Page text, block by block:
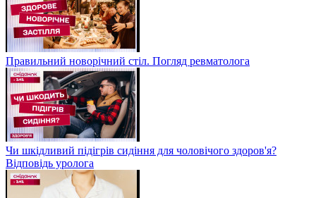
Правильний новорічний стіл. Погляд ревматолога
Чи шкідливий підігрів сидіння для чоловічого здоров'я?
Відповідь уролога